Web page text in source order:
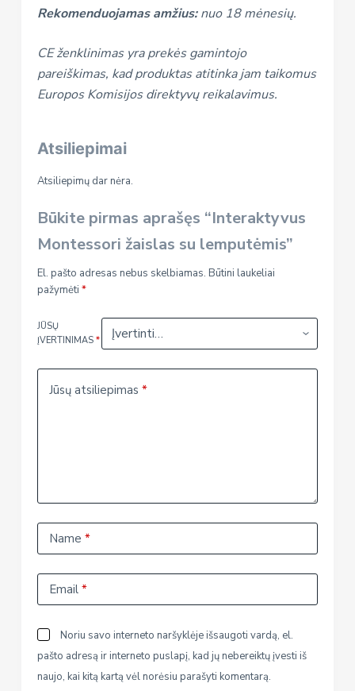
Rekomenduojamas amžius:nuo 18 mėnesių.
CE ženklinimas yra prekės gamintojo
pareiškimas, kad produktas atitinka jam taikomus
Europos Komisijos direktyvų reikalavimus.
Atsiliepimai
Atsiliepimų dar nėra.
Būkite pirmas aprašęs “Interaktyvus
Montessori žaislas su lemputėmis”
El. pašto adresas nebus skelbiamas. Būtini laukeliai
pažymėti *
JŪSŲ
ĮVERTINIMAS *
Jūsų atsiliepimas *
Name *
Email*
Noriu savo interneto naršyklėje išsaugoti vardą, el.
pašto adresą ir interneto puslapį, kad jų nebereiktų įvesti iš
naujo, kai kitą kartą vėl norėsiu parašyti komentarą.